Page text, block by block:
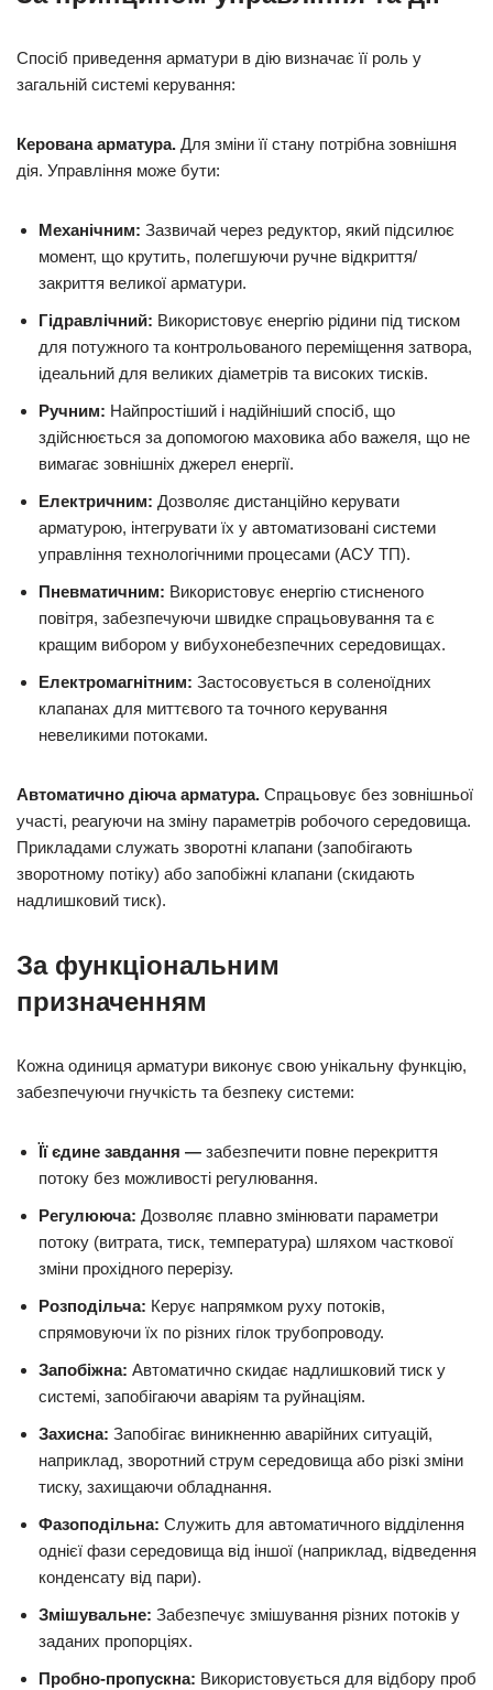
Спосіб приведення арматури в дію визначає її роль у
загальній системі керування:
Керована арматура. Для зміни її стану потрібна зовнішня
дія. Управління може бути:
Механічним: Зазвичай через редуктор, який підсилює
момент, що крутить, полегшуючи ручне відкриття/
закриття великої арматури.
Гідравлічний: Використовує енергію рідини під тиском
для потужного та контрольованого переміщення затвора,
ідеальний для великих діаметрів та високих тисків.
Ручним: Найпростіший і надійніший спосіб, що
здійснюється за допомогою маховика або важеля, що не
вимагає зовнішніх джерел енергії.
Електричним: Дозволяє дистанційно керувати
арматурою, інтегрувати їх у автоматизовані системи
управління технологічними процесами (АСУ ТП).
Пневматичним: Використовує енергію стисненого
повітря, забезпечуючи швидке спрацьовування та є
кращим вибором у вибухонебезпечних середовищах.
Електромагнітним: Застосовується в соленоїдних
клапанах для миттєвого та точного керування
невеликими потоками.
Автоматично діюча арматура. Спрацьовує без зовнішньої
участі, реагуючи на зміну параметрів робочого середовища.
Прикладами служать зворотні клапани (запобігають
зворотному потіку) або запобіжні клапани (скидають
надлишковий тиск).
За функціональним
призначенням
Кожна одиниця арматури виконує свою унікальну функцію,
забезпечуючи гнучкість та безпеку системи:
Її єдине завдання — забезпечити повне перекриття
потоку без можливості регулювання.
Регулююча: Дозволяє плавно змінювати параметри
потоку (витрата, тиск, температура) шляхом часткової
зміни прохідного перерізу.
Розподільча: Керує напрямком руху потоків,
спрямовуючи їх по різних гілок трубопроводу.
Запобіжна: Автоматично скидає надлишковий тиск у
системі, запобігаючи аваріям та руйнаціям.
Захисна: Запобігає виникненню аварійних ситуацій,
наприклад, зворотний струм середовища або різкі зміни
тиску, захищаючи обладнання.
Фазоподільна: Служить для автоматичного відділення
однієї фази середовища від іншої (наприклад, відведення
конденсату від пари).
Змішувальне: Забезпечує змішування різних потоків у
заданих пропорціях.
Пробно-пропускна: Використовується для відбору проб